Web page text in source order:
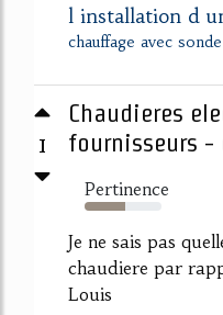
l installation d
chauffage avec
1
Chaudieres
fournisseurs -
Pertinence
53%
Je ne sais pas
chaudiere par
Louis